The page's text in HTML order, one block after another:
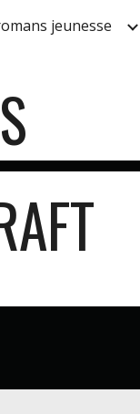
Skip to
jeunesse